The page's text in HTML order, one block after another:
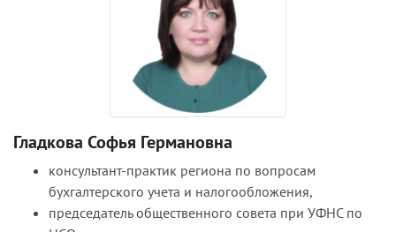
Гладкова Софья Германовна
консультант-практик региона по вопросам
бухгалтерского учета и налогообложения,
председатель общественного совета при УФНС по